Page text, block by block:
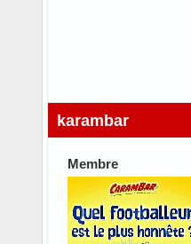
karambar
Membre